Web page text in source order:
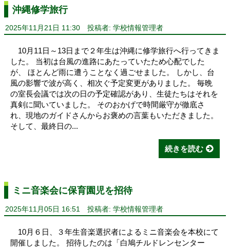
沖縄修学旅行
2025年11月21日 11:30 投稿者: 学校情報管理者
10月11日～13日まで２年生は沖縄に修学旅行へ行ってきま
した。 当初は台風の進路にあたっていたため心配でした
が、 ほとんど雨に遭うことなく過ごせました。 しかし、台
風の影響で波が高く、相次ぐ予定変更がありました。 毎晩
の室長会議では次の日の予定確認があり、生徒たちはそれを
真剣に聞いていました。 そのおかげで時間厳守が徹底さ
れ、現地のガイドさんからお褒めの言葉もいただきました。
そして、最終日の...
続きを読む
ミニ音楽会に保育園児を招待
2025年11月05日 16:51 投稿者: 学校情報管理者
10月６日、３年生音楽選択者によるミニ音楽会を本校にて
開催しました。 招待したのは「白鳩チルドレンセンター